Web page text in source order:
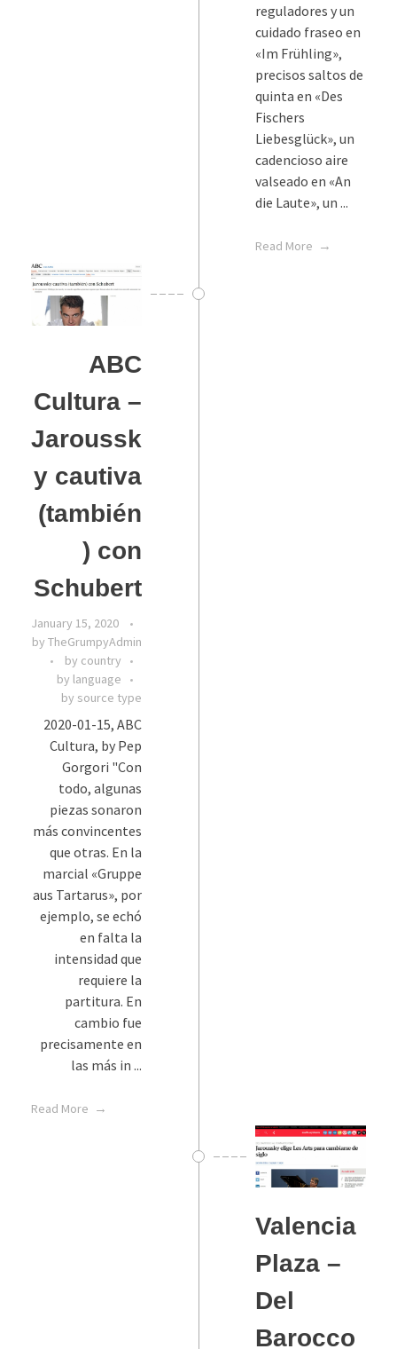
reguladores y un
cuidado fraseo en
«Im Frühling»,
precisos saltos de
quinta en «Des
Fischers
Liebesglück», un
cadencioso aire
valseado en «An
die Laute», un ...
Read More
ABC
Cultura –
Jaroussk
y cautiva
(también
) con
Schubert
January 15, 2020
by TheGrumpyAdmin
by country
by language
by source type
2020-01-15, ABC
Cultura, by Pep
Gorgori "Con
todo, algunas
piezas sonaron
más convincentes
que otras. En la
marcial «Gruppe
aus Tartarus», por
ejemplo, se echó
en falta la
intensidad que
requiere la
partitura. En
cambio fue
precisamente en
las más in ...
Read More
Valencia
Plaza –
Del
Barocco